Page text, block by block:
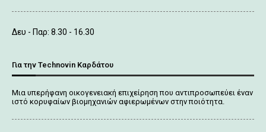
Δευ - Παρ: 8.30 - 16.30
Για την Technovin Καρδάτου
Μια υπερήφανη οικογενειακή επιχείρηση που αντιπροσωπεύει έναν
ιστό κορυφαίων βιομηχανιών αφιερωμένων στην ποιότητα.